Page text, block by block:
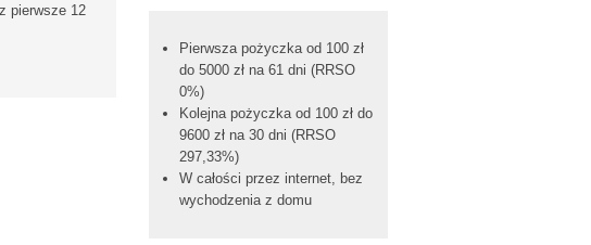
pierwsze 12
Pierwsza pożyczka od 100 zł
do 5000 zł na 61 dni (RRSO
0%)
Kolejna pożyczka od 100 zł do
9600 zł na 30 dni (RRSO
297,33%)
W całości przez internet, bez
wychodzenia z domu